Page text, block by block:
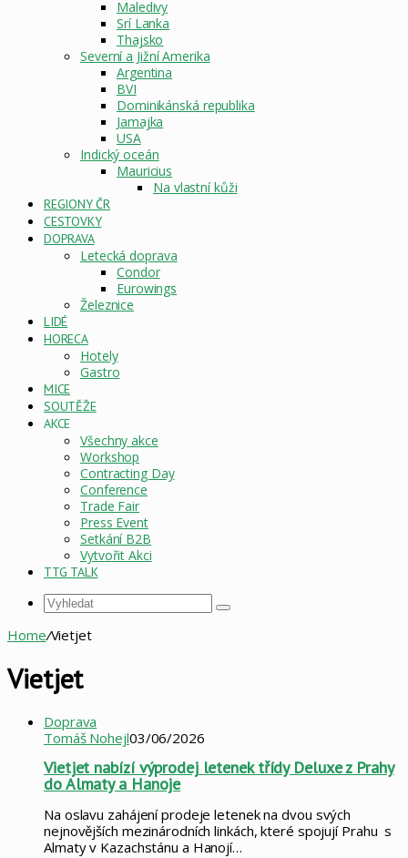
Maledivy
Srí Lanka
Thajsko
Severní a Jižní Amerika
Argentina
BVI
Dominikánská republika
Jamajka
USA
Indický oceán
Mauricius
Na vlastní kůži
REGIONY ČR
CESTOVKY
DOPRAVA
Letecká doprava
Condor
Eurowings
Železnice
LIDÉ
HORECA
Hotely
Gastro
MICE
SOUTĚŽE
AKCE
Všechny akce
Workshop
Contracting Day
Conference
Trade Fair
Press Event
Setkání B2B
Vytvořit Akci
TTG TALK
Vyhledat
Home/Vietjet
Vietjet
Doprava
Tomáš Nohejl03/06/2026
Vietjet nabízí výprodej letenek třídy Deluxe z Prahy
do Almaty a Hanoje
Na oslavu zahájení prodeje letenek na dvou svých
nejnovějších mezinárodních linkách, které spojují Prahu s
Almaty v Kazachstánu a Hanojí…